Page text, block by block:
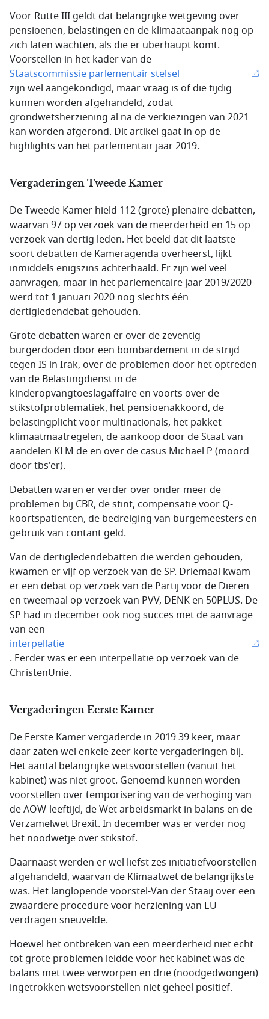
Voor Rutte III geldt dat belangrijke wetgeving over
pensioenen, belastingen en de klimaataanpak nog op
zich laten wachten, als die er überhaupt komt.
Voorstellen in het kader van de
Staatscommissie parlementair stelsel
zijn wel aangekondigd, maar vraag is of die tijdig
kunnen worden afgehandeld, zodat
grondwetsherziening al na de verkiezingen van 2021
kan worden afgerond. Dit artikel gaat in op de
highlights van het parlementair jaar 2019.
Vergaderingen Tweede Kamer
De Tweede Kamer hield 112 (grote) plenaire debatten,
waarvan 97 op verzoek van de meerderheid en 15 op
verzoek van dertig leden. Het beeld dat dit laatste
soort debatten de Kameragenda overheerst, lijkt
inmiddels enigszins achterhaald. Er zijn wel veel
aanvragen, maar in het parlementaire jaar 2019/2020
werd tot 1 januari 2020 nog slechts één
dertigledendebat gehouden.
Grote debatten waren er over de zeventig
burgerdoden door een bombardement in de strijd
tegen IS in Irak, over de problemen door het optreden
van de Belastingdienst in de
kinderopvangtoeslagaffaire en voorts over de
stikstofproblematiek, het pensioenakkoord, de
belastingplicht voor multinationals, het pakket
klimaatmaatregelen, de aankoop door de Staat van
aandelen KLM de en over de casus Michael P (moord
door tbs'er).
Debatten waren er verder over onder meer de
problemen bij CBR, de stint, compensatie voor Q-
koortspatienten, de bedreiging van burgemeesters en
gebruik van contant geld.
Van de dertigledendebatten die werden gehouden,
kwamen er vijf op verzoek van de SP. Driemaal kwam
er een debat op verzoek van de Partij voor de Dieren
en tweemaal op verzoek van PVV, DENK en 50PLUS. De
SP had in december ook nog succes met de aanvrage
van een
interpellatie
. Eerder was er een interpellatie op verzoek van de
ChristenUnie.
Vergaderingen Eerste Kamer
De Eerste Kamer vergaderde in 2019 39 keer, maar
daar zaten wel enkele zeer korte vergaderingen bij.
Het aantal belangrijke wetsvoorstellen (vanuit het
kabinet) was niet groot. Genoemd kunnen worden
voorstellen over temporisering van de verhoging van
de AOW-leeftijd, de Wet arbeidsmarkt in balans en de
Verzamelwet Brexit. In december was er verder nog
het noodwetje over stikstof.
Daarnaast werden er wel liefst zes initiatiefvoorstellen
afgehandeld, waarvan de Klimaatwet de belangrijkste
was. Het langlopende voorstel-Van der Staaij over een
zwaardere procedure voor herziening van EU-
verdragen sneuvelde.
Hoewel het ontbreken van een meerderheid niet echt
tot grote problemen leidde voor het kabinet was de
balans met twee verworpen en drie (noodgedwongen)
ingetrokken wetsvoorstellen niet geheel positief.